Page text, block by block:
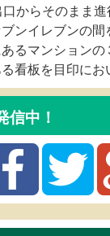
からそのまま
ンイレブンの間
るマンションの
看板を目印にお
信中！